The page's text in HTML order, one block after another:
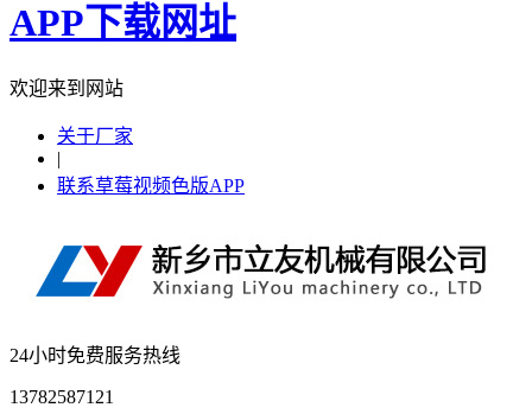
APP下载网址
欢迎来到网站
关于厂家
|
联系草莓视频色版APP
24小时免费服务热线
13782587121